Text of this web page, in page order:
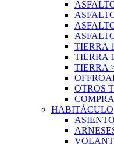
TIERRA
TIERRA
TIERRA
OTROS
HABITÁCULO